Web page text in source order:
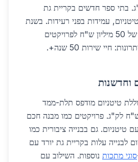
לק"ג. בתי ספר חדשים בקריית גת
עמידות בפני רעידות. בשנת
2026, תקציב עירוני של 50 מיליון ש"ח לפרויקטים
כאלה מגביר שימוש. יתרונות: חיי שירות 50 שנה+.
וחדשנות
טיטניום מודפס תלת-ממד
במחיר 800 ש"ח לק"ג. פרויקטים כמו מבנה חכם
בפארק המשלב IoT עם טיטניום. גם בבנייה ציבורית כמו
לבנייה עלות בקריית גת יורד עם
סוגי מתכות נוספות. השילוב עם